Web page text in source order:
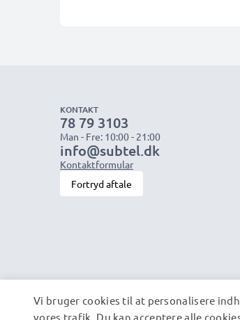
KONTAKT
78 79 3103
Man - Fre: 10:00 - 21:00
info@subtel.dk
Kontaktformular
Fortryd aftale
Vi bruger cookies til at personalisere
vores trafik. Du kan acceptere alle